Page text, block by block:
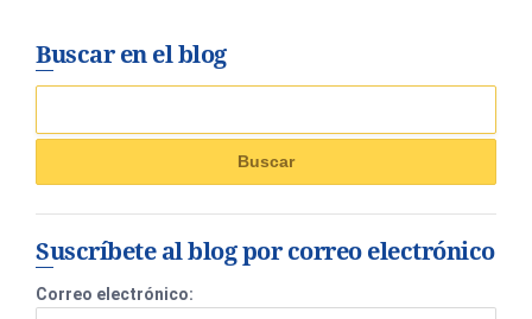
Buscar en el blog
Suscríbete al blog por correo electrónico
Correo electrónico: